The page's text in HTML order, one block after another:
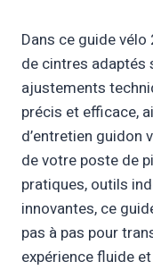
Dans ce guide
de cintres adaptés
ajustements
précis et efficace,
d’entretien guidon
de votre poste de
pratiques, outils
innovantes, ce
pas à pas pour
expérience fluide